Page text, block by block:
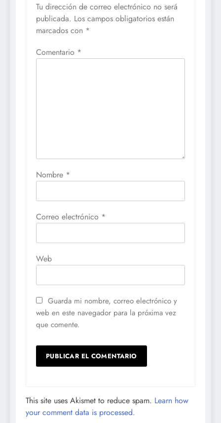
Tu dirección de correo electrónico no será
publicada. Los campos obligatorios están
marcados con *
Comentario *
Nombre *
Correo electrónico *
Web
Guarda mi nombre, correo electrónico y
web en este navegador para la próxima vez
que comente.
This site uses Akismet to reduce spam. Learn how
your comment data is processed.